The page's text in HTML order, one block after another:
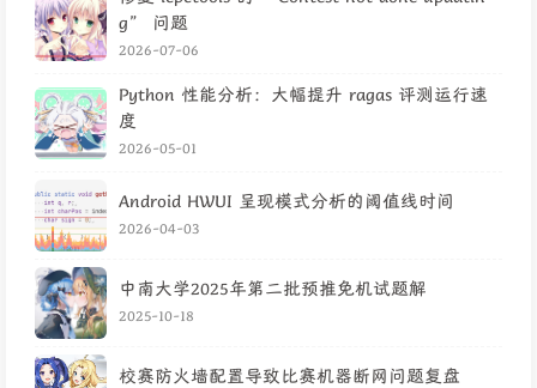
g” 问题
2026-07-06
Python 性能分析：大幅提升 ragas 评测运行速
度
2026-05-01
Android HWUI 呈现模式分析的阈值线时间
2026-04-03
中南大学2025年第二批预推免机试题解
2025-10-18
校赛防火墙配置导致比赛机器断网问题复盘